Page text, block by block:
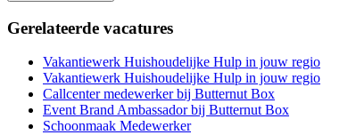
Gerelateerde vacatures
Vakantiewerk Huishoudelijke Hulp in jouw regio
Vakantiewerk Huishoudelijke Hulp in jouw regio
Callcenter medewerker bij Butternut Box
Event Brand Ambassador bij Butternut Box
Schoonmaak Medewerker